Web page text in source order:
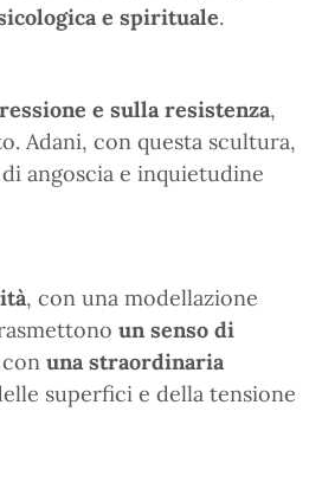
e spirituale.
e sulla resistenza,
Adani, con questa scultura,
angoscia e inquietudine
, con una modellazione
un senso di
una straordinaria
superfici e della tensione